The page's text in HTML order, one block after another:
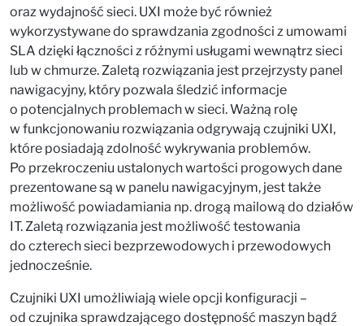
oraz wydajność sieci. UXI może być również
wykorzystywane do sprawdzania zgodności z umowami
SLA dzięki łączności z różnymi usługami wewnątrz sieci
lub w chmurze. Zaletą rozwiązania jest przejrzysty panel
nawigacyjny, który pozwala śledzić informacje
o potencjalnych problemach w sieci. Ważną rolę
w funkcjonowaniu rozwiązania odgrywają czujniki UXI,
które posiadają zdolność wykrywania problemów.
Po przekroczeniu ustalonych wartości progowych dane
prezentowane są w panelu nawigacyjnym, jest także
możliwość powiadamiania np. drogą mailową do działów
IT. Zaletą rozwiązania jest możliwość testowania
do czterech sieci bezprzewodowych i przewodowych
jednocześnie.
Czujniki UXI umożliwiają wiele opcji konfiguracji –
od czujnika sprawdzającego dostępność maszyn bądź